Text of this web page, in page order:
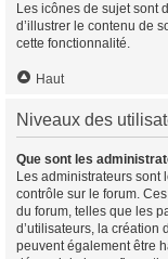
Les icônes de sujet sont
d’illustrer le contenu de
cette fonctionnalité.
Haut
Niveaux des
Que sont les
Les administrateurs sont
contrôle sur le forum.
du forum, telles que les
d’utilisateurs, la création
peuvent également être